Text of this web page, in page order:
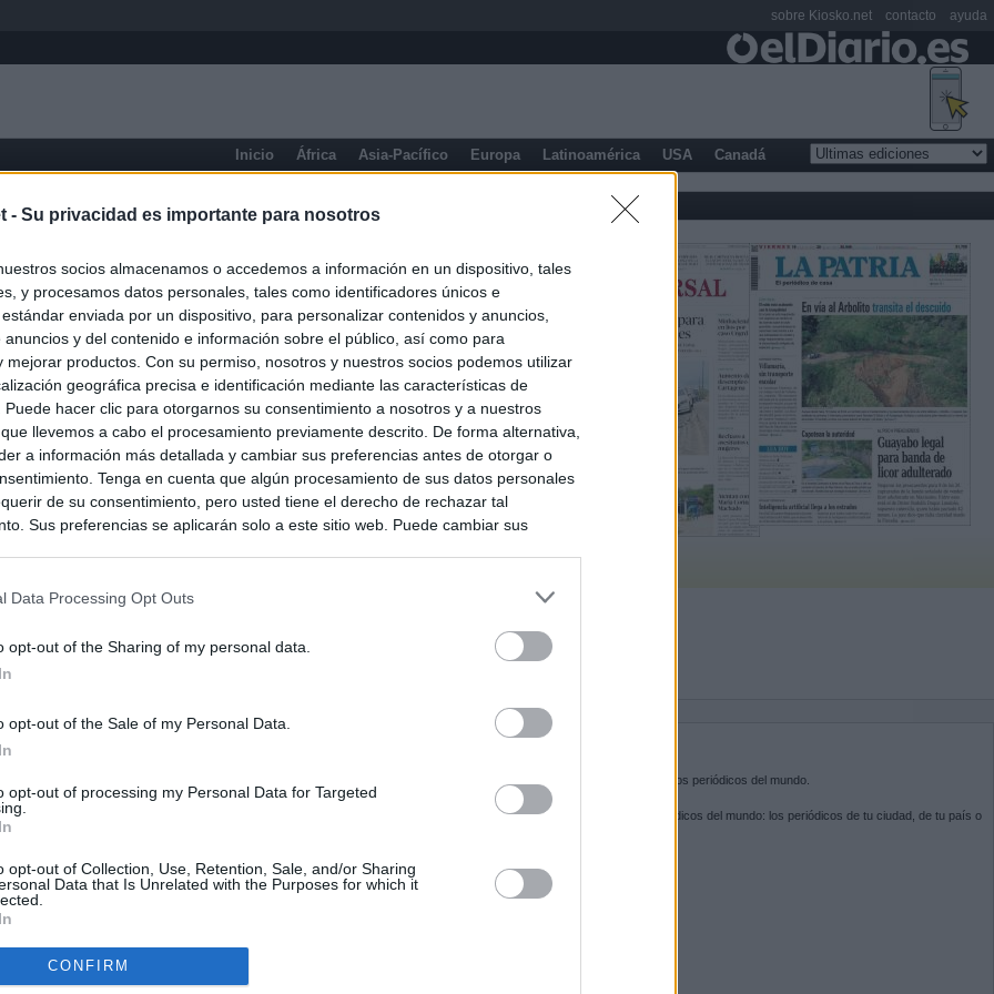
- Su privacidad es importante para nosotros
socios almacenamos o accedemos a información en un dispositivo, tales
y procesamos datos personales, tales como identificadores únicos e
enviada por un dispositivo, para personalizar contenidos y anuncios,
anuncios y del contenido e información sobre el público, así como para
mejorar productos. Con su permiso, nosotros y nuestros socios podemos utilizar
geográfica precisa e identificación mediante las características de
Puede hacer clic para otorgarnos su consentimiento a nosotros y a nuestros
llevemos a cabo el procesamiento previamente descrito. De forma alternativa,
a información más detallada y cambiar sus preferencias antes de otorgar o
Tenga en cuenta que algún procesamiento de sus datos personales
de su consentimiento, pero usted tiene el derecho de rechazar tal
Sus preferencias se aplicarán solo a este sitio web. Puede cambiar sus
Data Processing Opt Outs
opt-out of the Sharing of my personal data.
opt-out of the Sale of my Personal Data.
opt-out of processing my Personal Data for Targeted
opt-out of Collection, Use, Retention, Sale, and/or Sharing
Data that Is Unrelated with the Purposes for which it
CONFIRM
Inicio África Asia-Pacífico Europa Latinoamérica USA Canadá
Prensa de Información General
no puede destinar directamente la venta del ático de
por los incendios
en una semana
de los honorarios de la inmobiliaria a la estimación de venta
Ayuso
SOBRE KIOSKO.NET
es la puerta de entrada a los periódicos del mundo.
Navega por las portadas de los periódicos del mundo: los periódicos de tu ciudad, de tu país o
SÍGUENOS
sobre Kiosko.net contacto ayuda